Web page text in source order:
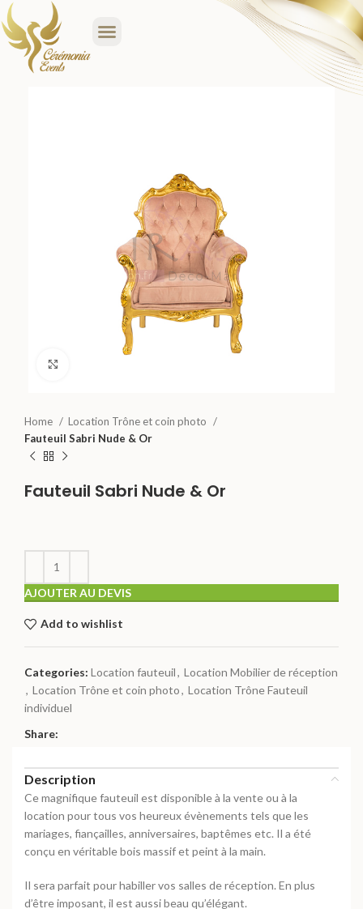
Home
Location Trône et coin photo
Fauteuil Sabri Nude & Or
Fauteuil Sabri Nude & Or
AJOUTER AU DEVIS
Add to wishlist
Categories: Location fauteuil, Location Mobilier de réception
, Location Trône et coin photo, Location Trône Fauteuil
individuel
Share:
Description
Ce magnifique fauteuil est disponible à la vente ou à la
location pour tous vos heureux évènements tels que les
mariages, fiançailles, anniversaires, baptêmes etc. Il a été
conçu en véritable bois massif et peint à la main.
Il sera parfait pour habiller vos salles de réception. En plus
d’être imposant, il est aussi beau qu’élégant.